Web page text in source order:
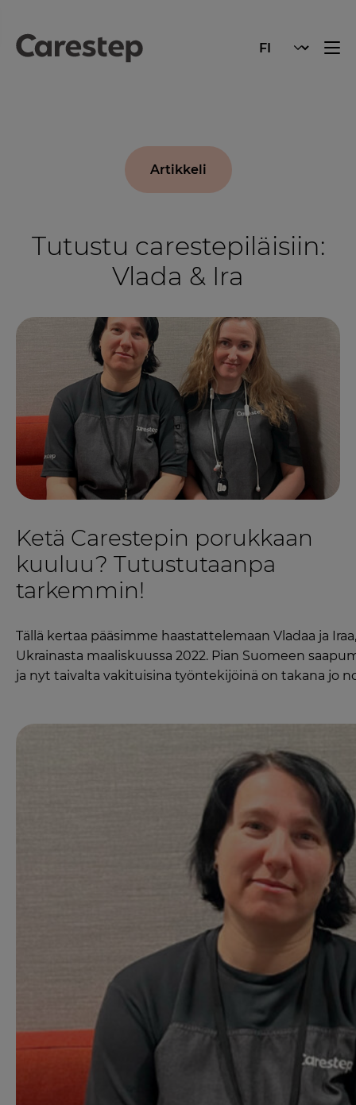
Artikkeli
Tutustu carestepiläisiin:
Vlada & Ira
Ketä Carestepin porukkaan
kuuluu? Tutustutaanpa
tarkemmin!
Tällä kertaa pääsimme haastattelemaan Vladaa ja
Ukrainasta maaliskuussa 2022. Pian Suomeen
ja nyt taivalta vakituisina työntekijöinä on takana jo